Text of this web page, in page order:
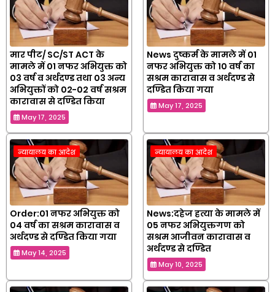
मार पीट/ SC/ST ACT के
मामले में 01 नफर अभियुक्त को
03 वर्ष व अर्थदण्ड तथा 03 अन्य
अभियुक्तों को 02-02 वर्ष सश्रम
कारावास से दण्डित किया
May 17, 2025
News दुष्कर्म के मामले में 01
नफर अभियुक्त को 10 वर्ष का
सश्रम कारावास व अर्थदण्ड से
दण्डित किया गया
May 17, 2025
न्यायालय का आदेश
Order:01 नफर अभियुक्त को
04 वर्ष का सश्रम कारावास व
अर्थदण्ड से दण्डित किया गया
May 14, 2025
न्यायालय का आदेश
News:दहेज हत्या के मामले में
05 नफर अभियुक्तगण को
सश्रम आजीवन कारावास व
अर्थदण्ड से दण्डित
May 10, 2025